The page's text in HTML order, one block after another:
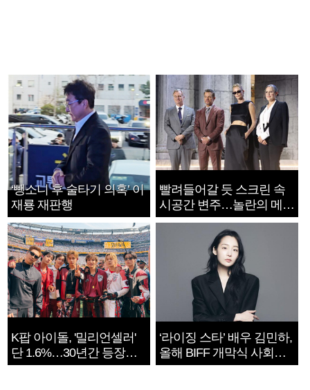
‘뺑소니 후 술타기 의혹’ 이
재룡 재판행
빨려들어갈 듯 스크린 속
시공간 변주…놀란의 메시
지는 ‘전쟁 속죄’
K팝 아이돌, '밀리언셀러'
단 1.6%…30년간 등장
1182개팀 전수조사
‘라이징 스타’ 배우 김민하,
올해 BIFF 개막식 사회자
확정